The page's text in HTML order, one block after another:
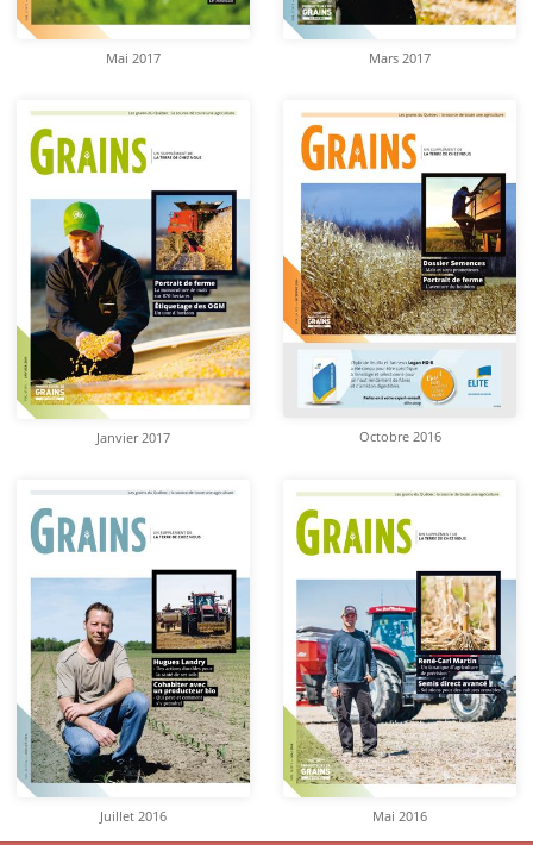
Mai 2017 Mars 2017
Janvier 2017 Octobre 2016
Juillet 2016 Mai 2016